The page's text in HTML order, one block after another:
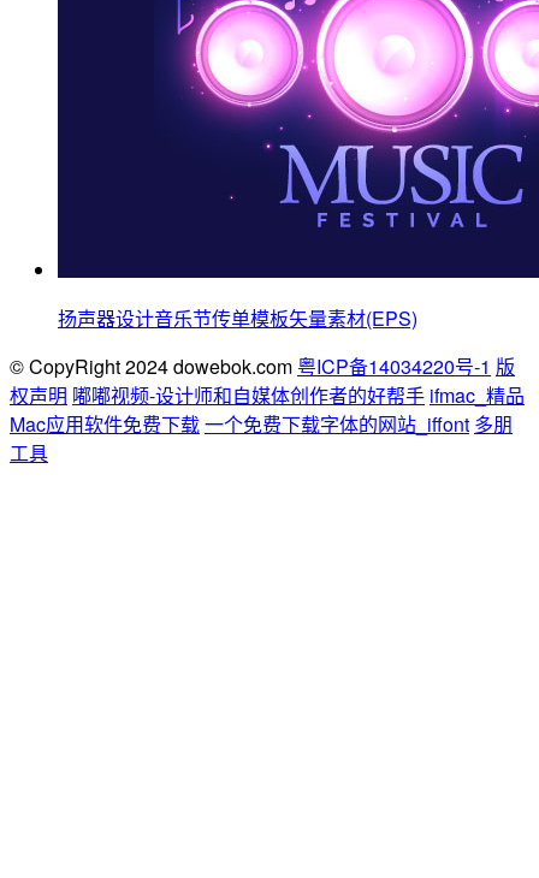
扬声器设计音乐节传单模板矢量素材(EPS)
© CopyRight 2024 dowebok.com 粤ICP备14034220号-1 版
权声明 嘟嘟视频-设计师和自媒体创作者的好帮手 ifmac_精品
Mac应用软件免费下载一个免费下载字体的网站_iffont 多朋
工具